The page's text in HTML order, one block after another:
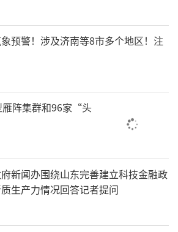
预警！涉及济南等8市多个地区！注
雁阵集群和96家“头
新闻办围绕山东完善建立科技金融政
生产力情况回答记者提问